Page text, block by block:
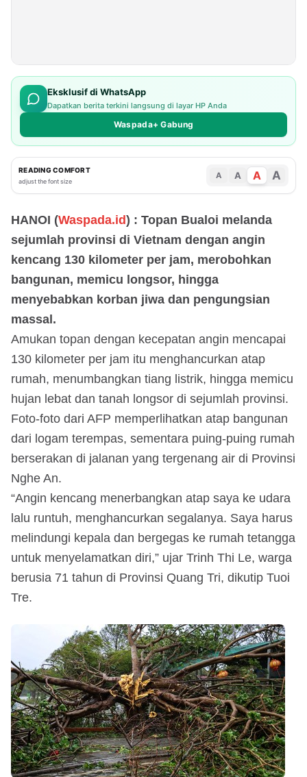
Eksklusif di WhatsApp
Dapatkan berita terkini langsung di layar HP Anda
Waspada+ Gabung
READING COMFORT
adjust the font size
A A A A
HANOI (Waspada.id) : Topan Bualoi melanda
sejumlah provinsi di Vietnam dengan angin
kencang 130 kilometer per jam, merobohkan
bangunan, memicu longsor, hingga
menyebabkan korban jiwa dan pengungsian
massal.
Amukan topan dengan kecepatan angin mencapai
130 kilometer per jam itu menghancurkan atap
rumah, menumbangkan tiang listrik, hingga memicu
hujan lebat dan tanah longsor di sejumlah provinsi.
Foto-foto dari AFP memperlihatkan atap bangunan
dari logam terempas, sementara puing-puing rumah
berserakan di jalanan yang tergenang air di Provinsi
Nghe An.
“Angin kencang menerbangkan atap saya ke udara
lalu runtuh, menghancurkan segalanya. Saya harus
melindungi kepala dan bergegas ke rumah tetangga
untuk menyelamatkan diri,” ujar Trinh Thi Le, warga
berusia 71 tahun di Provinsi Quang Tri, dikutip Tuoi
Tre.